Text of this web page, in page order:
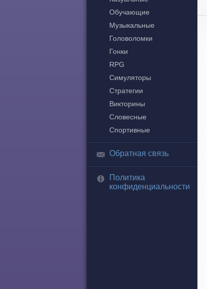
Обучающие
Музыкальные
Головоломки
Гонки
RPG
Симуляторы
Стратегии
Викторины
Словесные
Спортивные
Обратная связь
Политика
конфиденциальности